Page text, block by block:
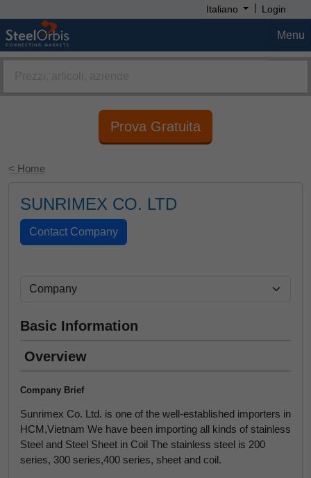
Italiano | Login
Menu
Prova Gratuita
< Home
SUNRIMEX CO. LTD
Basic Information
Overview
Company Brief
Sunrimex Co. Ltd. is one of the well-established importers in
HCM,Vietnam We have been importing all kinds of stainless
Steel and Steel Sheet in Coil The stainless steel is 200
series, 300 series,400 series, sheet and coil.